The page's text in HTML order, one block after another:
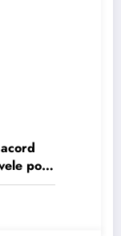
pot